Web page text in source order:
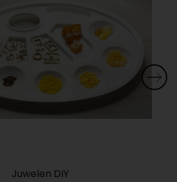
Juwelen DIY